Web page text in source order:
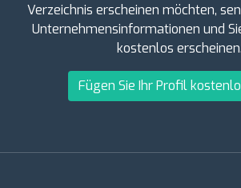
Verzeichnis erscheinen möchten,
Unternehmensinformationen und
kostenlos erscheinen.
Fügen Sie Ihr Profil